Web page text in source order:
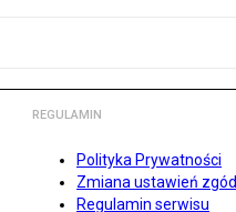
REGULAMIN
Polityka Prywatności
Zmiana ustawień zgód
Regulamin serwisu